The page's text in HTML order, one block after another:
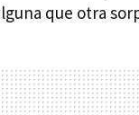
que otra